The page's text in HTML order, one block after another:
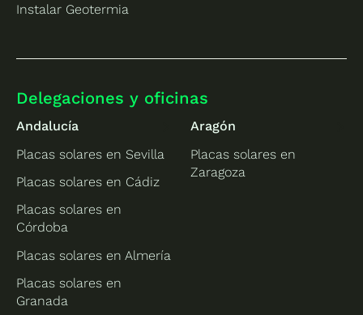
Instalar Geotermia
Delegaciones y oficinas
Andalucía
Placas solares en Sevilla
Placas solares en Cádiz
Placas solares en
Córdoba
Placas solares en Almería
Placas solares en
Granada
Aragón
Placas solares en
Zaragoza